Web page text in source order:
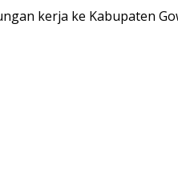
kerja ke Kabupaten